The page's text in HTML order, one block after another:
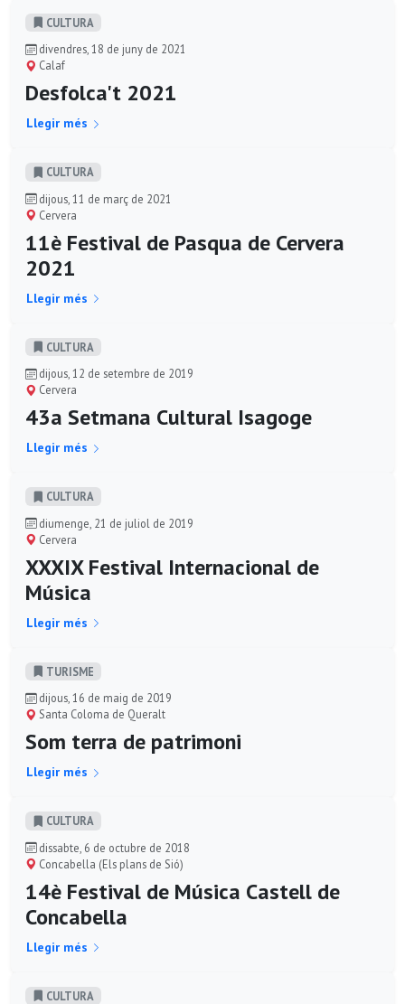
CULTURA
divendres, 18 de juny de 2021
Calaf
Desfolca't 2021
Llegir més
CULTURA
dijous, 11 de març de 2021
Cervera
11è Festival de Pasqua de Cervera
2021
Llegir més
CULTURA
dijous, 12 de setembre de 2019
Cervera
43a Setmana Cultural Isagoge
Llegir més
CULTURA
diumenge, 21 de juliol de 2019
Cervera
XXXIX Festival Internacional de
Música
Llegir més
TURISME
dijous, 16 de maig de 2019
Santa Coloma de Queralt
Som terra de patrimoni
Llegir més
CULTURA
dissabte, 6 de octubre de 2018
Concabella (Els plans de Sió)
14è Festival de Música Castell de
Concabella
Llegir més
CULTURA